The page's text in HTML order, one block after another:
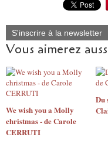
S'inscrire à la newsletter
Vous aimerez
We wish you a Molly
christmas - de Carole
CERRUTI
Du